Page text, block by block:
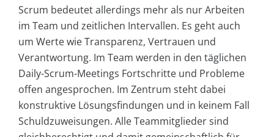
Scrum bedeutet allerdings mehr als nur Arbeiten
im Team und zeitlichen Intervallen. Es geht auch
um Werte wie Transparenz, Vertrauen und
Verantwortung. Im Team werden in den täglichen
Daily-Scrum-Meetings Fortschritte und Probleme
offen angesprochen. Im Zentrum steht dabei
konstruktive Lösungsfindungen und in keinem Fall
Schuldzuweisungen. Alle Teammitglieder sind